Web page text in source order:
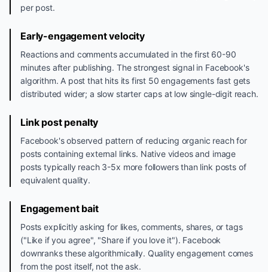
per post.
Early-engagement velocity
Reactions and comments accumulated in the first 60-90
minutes after publishing. The strongest signal in Facebook's
algorithm. A post that hits its first 50 engagements fast gets
distributed wider; a slow starter caps at low single-digit reach.
Link post penalty
Facebook's observed pattern of reducing organic reach for
posts containing external links. Native videos and image
posts typically reach 3-5x more followers than link posts of
equivalent quality.
Engagement bait
Posts explicitly asking for likes, comments, shares, or tags
("Like if you agree", "Share if you love it"). Facebook
downranks these algorithmically. Quality engagement comes
from the post itself, not the ask.